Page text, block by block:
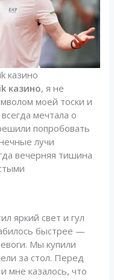
казино
казино, я не
моей тоски и
мечтала о
попробовать
лучи
вечерняя тишина
яркий свет и гул
быстрее —
Мы купили
за стол. Перед
мне казалось, что